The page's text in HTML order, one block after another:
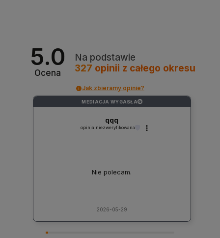
5.0
Ocena
Na podstawie
327 opinii z całego okresu
Jak zbieramy opinie?
MEDIACJA WYGASŁA ?
qqq
opinia niezweryfikowana
Nie polecam.
2026-05-29